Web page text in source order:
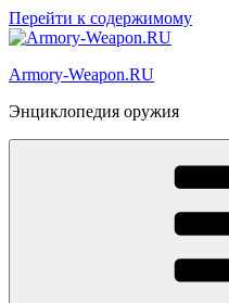
Перейти к содержимому
Armory-Weapon.RU
Энциклопедия оружия